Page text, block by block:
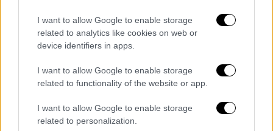
I want to allow Google to enable storage
related to analytics like cookies on web or
device identifiers in apps.
I want to allow Google to enable storage
related to functionality of the website or app.
I want to allow Google to enable storage
related to personalization.
Ακρίβεια και ομόφυλα ζευγάρια
θέλησαν να στείλουν μήνυμα στην κυβέρνηση
για τηνακρίβεια και πάνω από 2 στους 10
θέλησαν να στείλουν μήνυμα διαμαρτυρίας
για τον γάμο των ομόφυλων.